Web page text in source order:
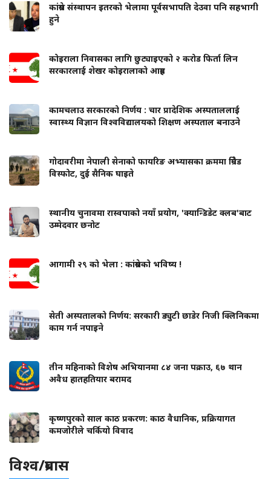
कांग्रेस संस्थापन इतरको भेलामा पूर्वसभापति देउवा पनि सहभागी
हुने
कोइराला निवासका लागि छुट्याइएको २ करोड फिर्ता लिन
सरकारलाई शेखर कोइरालाको आग्रह
कामचलाउ सरकारको निर्णय : चार प्रादेशिक अस्पताललाई
स्वास्थ्य विज्ञान विश्वविद्यालयको शिक्षण अस्पताल बनाउने
गोदावरीमा नेपाली सेनाको फायरिङ अभ्यासका क्रममा ग्रिनेड
विस्फोट, दुई सैनिक घाइते
स्थानीय चुनावमा रास्वपाको नयाँ प्रयोग, 'क्यान्डिडेट क्लब'बाट
उम्मेदवार छनोट
आगामी २९ को भेला : कांग्रेसको भविष्य !
सेती अस्पतालको निर्णय: सरकारी ड्युटी छाडेर निजी क्लिनिकमा
काम गर्न नपाइने
तीन महिनाको विशेष अभियानमा ८४ जना पक्राउ, ६७ थान
अवैध हातहतियार बरामद
कृष्णपुरको साल काठ प्रकरण: काठ वैधानिक, प्रक्रियागत
कमजोरीले चर्कियो विवाद
विश्व/प्रबास